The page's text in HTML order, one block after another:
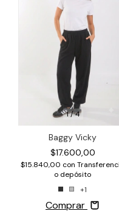
1/4
Baggy Vicky
$17.600,00
$15.840,00 con
o depósito
+1
Comprar